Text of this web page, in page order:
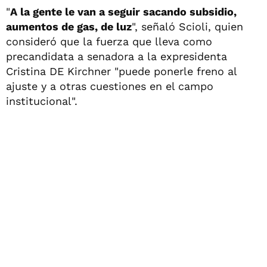
"A la gente le van a seguir sacando subsidio,
aumentos de gas, de luz", señaló Scioli, quien
consideró que la fuerza que lleva como
precandidata a senadora a la expresidenta
Cristina DE Kirchner "puede ponerle freno al
ajuste y a otras cuestiones en el campo
institucional".